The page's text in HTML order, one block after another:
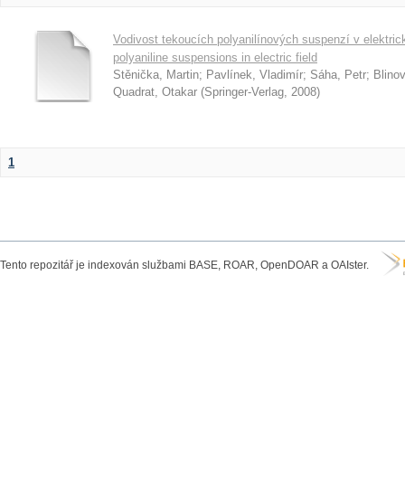
Vodivost tekoucích polyanilínových suspenzí v
polyaniline suspensions in electric field
Stěnička, Martin; Pavlínek, Vladimír; Sáha, Petr;
Quadrat, Otakar (Springer-Verlag, 2008)
1
Tento repozitář je indexován službami BASE, ROAR, OpenDOAR a OAIster.